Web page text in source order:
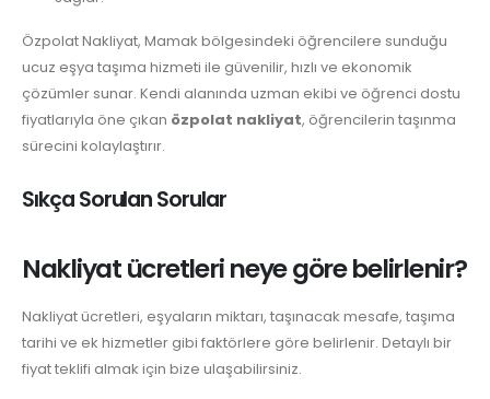
Özpolat Nakliyat, Mamak bölgesindeki öğrencilere sunduğu
ucuz eşya taşıma hizmeti ile güvenilir, hızlı ve ekonomik
çözümler sunar. Kendi alanında uzman ekibi ve öğrenci dostu
fiyatlarıyla öne çıkan özpolat nakliyat, öğrencilerin taşınma
sürecini kolaylaştırır.
Sıkça Sorulan Sorular
Nakliyat ücretleri neye göre belirlenir?
Nakliyat ücretleri, eşyaların miktarı, taşınacak mesafe, taşıma
tarihi ve ek hizmetler gibi faktörlere göre belirlenir. Detaylı bir
fiyat teklifi almak için bize ulaşabilirsiniz.